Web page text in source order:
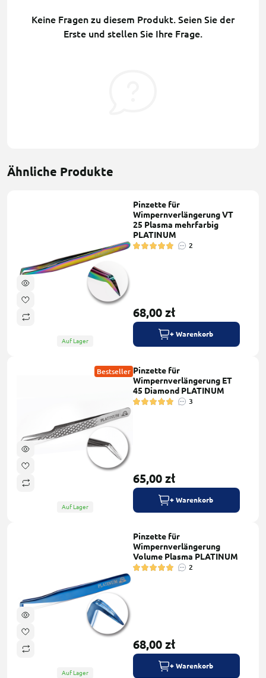
Keine Fragen zu diesem Produkt. Seien Sie der
Erste und stellen Sie Ihre Frage.
Ähnliche Produkte
Auf Lager
Pinzette für
Wimpernverlängerung VT
25 Plasma mehrfarbig
PLATINUM
2
68,00 zł
+ Warenkorb
Bestseller
Auf Lager
Pinzette für
Wimpernverlängerung ET
45 Diamond PLATINUM
3
65,00 zł
+ Warenkorb
Auf Lager
Pinzette für
Wimpernverlängerung
Volume Plasma PLATINUM
2
68,00 zł
+ Warenkorb